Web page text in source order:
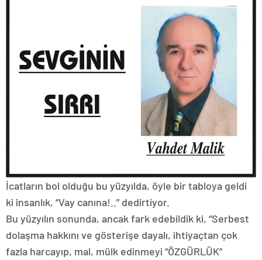
İcatların bol olduğu bu yüzyılda, öyle bir tabloya geldi
ki insanlık, “Vay canına!..” dedirtiyor.
Bu yüzyılın sonunda, ancak fark edebildik ki, “Serbest
dolaşma hakkını ve gösterişe dayalı, ihtiyaçtan çok
fazla harcayıp, mal, mülk edinmeyi “ÖZGÜRLÜK”